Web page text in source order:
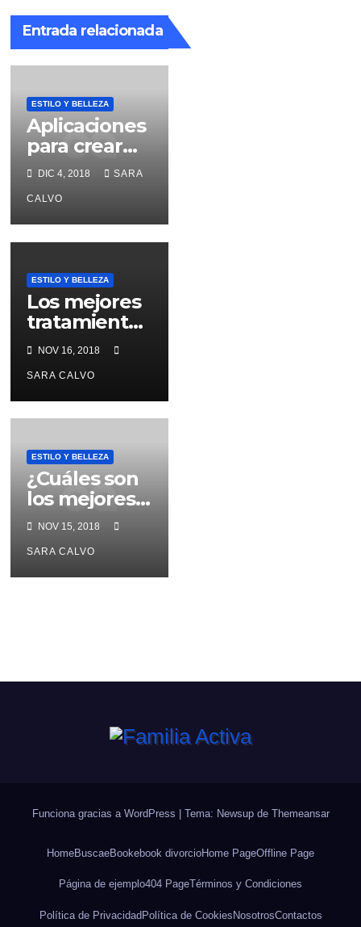
Entrada relacionada
ESTILO Y BELLEZA
Aplicaciones
para crear
postales de
Navidad
personalizad
as
DIC 4, 2018 SARA
CALVO
ESTILO Y BELLEZA
Los mejores
tratamientos
para las
arrugas
NOV 16, 2018
SARA CALVO
ESTILO Y BELLEZA
¿Cuáles son
los mejores
productos
caseros para
quitar
ojeras?
NOV 15, 2018
SARA CALVO
Funciona gracias a WordPress Tema: Newsup de Themeansar
HomeBuscaeBookebook divorcioHome PageOffline Page
Página de ejemplo404 PageTérminos y Condiciones
Política de Privacidad Política de Cookies NosotrosContactos